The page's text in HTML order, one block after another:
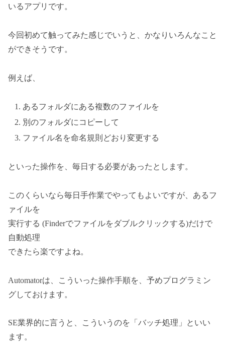
いるアプリです。
今回初めて触ってみた感じでいうと、かなりいろんなこと
ができそうです。
例えば、
あるフォルダにある複数のファイルを
別のフォルダにコピーして
ファイル名を命名規則どおり変更する
といった操作を、毎日する必要があったとします。
このくらいなら毎日手作業でやってもよいですが、あるフ
ァイルを
実行する (Finderでファイルをダブルクリックする)だけで
自動処理
できたら楽ですよね。
Automatorは、こういった操作手順を、予めプログラミン
グしておけます。
SE業界的に言うと、こういうのを「バッチ処理」といい
ます。